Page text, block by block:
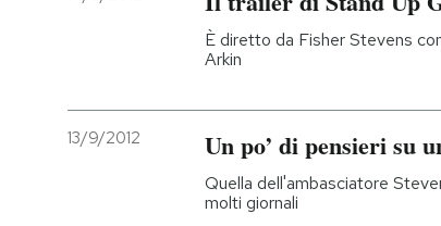
È diretto da Fisher Stevens
Arkin
13/9/2012 Un po’ di pensieri su
Quella dell'ambasciatore
molti giornali